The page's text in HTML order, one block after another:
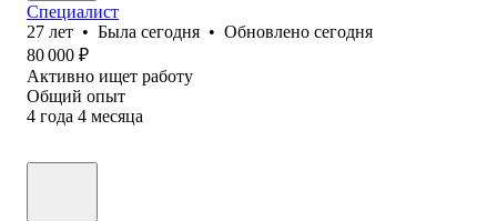
Специалист
27 лет • Была сегодня • Обновлено сегодня
80 000 ₽
Активно ищет работу
Общий опыт
4 года 4 месяца